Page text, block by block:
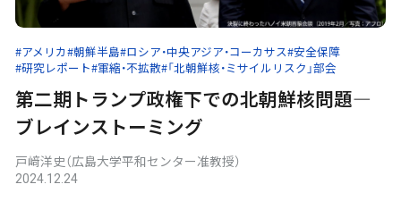
#アメリカ#朝鮮半島#ロシア・中央アジア・コーカサス#安全保障
#研究レポート#軍縮・不拡散#「北朝鮮核・ミサイルリスク」部会
第二期トランプ政権下での北朝鮮核問題―
ブレインストーミング
戸﨑洋史（広島大学平和センター准教授）
2024.12.24